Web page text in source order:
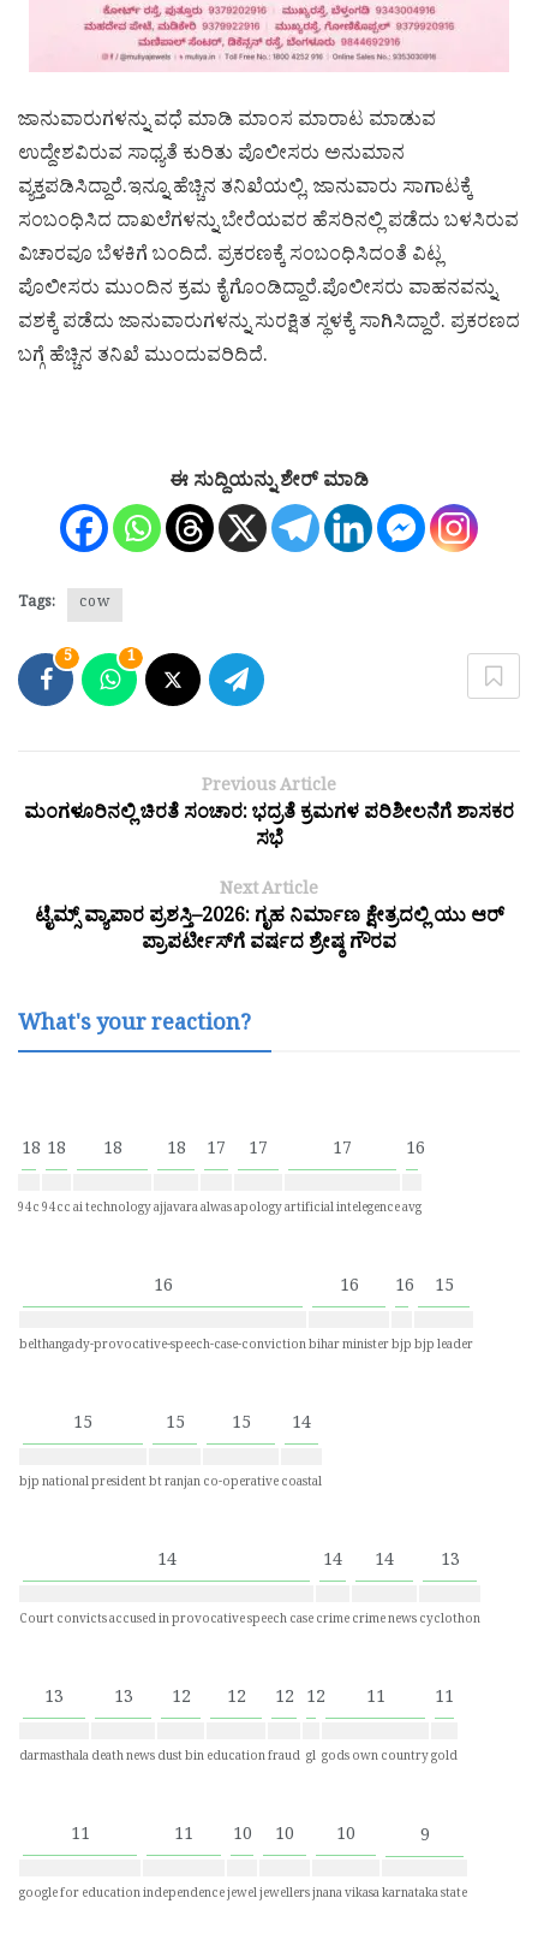
ಜಾನುವಾರುಗಳನ್ನು ವಧೆ ಮಾಡಿ ಮಾಂಸ ಮಾರಾಟ ಮಾಡುವ
ಉದ್ದೇಶವಿರುವ ಸಾಧ್ಯತೆ ಕುರಿತು ಪೊಲೀಸರು ಅನುಮಾನ
ವ್ಯಕ್ತಪಡಿಸಿದ್ದಾರೆ.ಇನ್ನೂ ಹೆಚ್ಚಿನ ತನಿಖೆಯಲ್ಲಿ, ಜಾನುವಾರು ಸಾಗಾಟಕ್ಕೆ
ಸಂಬಂಧಿಸಿದ ದಾಖಲೆಗಳನ್ನು ಬೇರೆಯವರ ಹೆಸರಿನಲ್ಲಿ ಪಡೆದು ಬಳಸಿರುವ
ವಿಚಾರವೂ ಬೆಳಕಿಗೆ ಬಂದಿದೆ. ಪ್ರಕರಣಕ್ಕೆ ಸಂಬಂಧಿಸಿದಂತೆ ವಿಟ್ಲ
ಪೊಲೀಸರು ಮುಂದಿನ ಕ್ರಮ ಕೈಗೊಂಡಿದ್ದಾರೆ.ಪೊಲೀಸರು ವಾಹನವನ್ನು
ವಶಕ್ಕೆ ಪಡೆದು ಜಾನುವಾರುಗಳನ್ನು ಸುರಕ್ಷಿತ ಸ್ಥಳಕ್ಕೆ ಸಾಗಿಸಿದ್ದಾರೆ. ಪ್ರಕರಣದ
ಬಗ್ಗೆ ಹೆಚ್ಚಿನ ತನಿಖೆ ಮುಂದುವರಿದಿದೆ.
ಈ ಸುದ್ದಿಯನ್ನು ಶೇರ್ ಮಾಡಿ
Tags: cow
5 1
Previous Article
ಮಂಗಳೂರಿನಲ್ಲಿ ಚಿರತೆ ಸಂಚಾರ: ಭದ್ರತೆ ಕ್ರಮಗಳ ಪರಿಶೀಲನೆಗೆ ಶಾಸಕರ
ಸಭೆ
Next Article
ಟೈಮ್ಸ್ ವ್ಯಾಪಾರ ಪ್ರಶಸ್ತಿ–2026: ಗೃಹ ನಿರ್ಮಾಣ ಕ್ಷೇತ್ರದಲ್ಲಿ ಯು ಆರ್
ಪ್ರಾಪರ್ಟೀಸ್‌ಗೆ ವರ್ಷದ ಶ್ರೇಷ್ಠ ಗೌರವ
What's your reaction?
18
94c
18
94cc
18
ai technology
18
ajjavara
17
alwas
17
apology
17
artificial intelegence
16
avg
16
belthangady-provocative-speech-case-conviction
16
bihar minister
16
bjp
15
bjp leader
15
bjp national president
15
bt ranjan
15
co-operative
14
coastal
14
Court convicts accused in provocative speech case
14
crime
14
crime news
13
cyclothon
13
darmasthala
13
death news
12
dust bin
12
education
12
fraud
12
gl
11
gods own country
11
gold
11
google for education
11
independence
10
jewel
10
jewellers
10
jnana vikasa
9
karnataka state